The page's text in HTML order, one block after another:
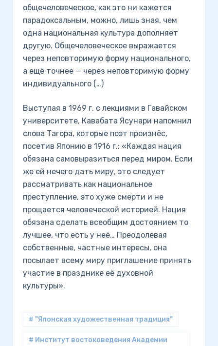
общечеловеческое, как это ни кажется
парадоксальным, можно, лишь зная, чем
одна национальная культура дополняет
другую. Общечеловеческое выражается
через неповторимую форму национального,
а ещё точнее — через неповторимую форму
индивидуального (…)
Выступая в 1969 г. с лекциями в Гавайском
университете, Кавабата Ясунари напомнил
слова Тагора, которые поэт произнёс,
посетив Японию в 1916 г.: «Каждая нация
обязана самовыразиться перед миром. Если
же ей нечего дать миру, это следует
рассматривать как национальное
преступление, это хуже смерти и не
прощается человеческой историей. Нация
обязана сделать всеобщим достоянием то
лучшее, что есть у неё… Преодолевая
собственные, частные интересы, она
посылает всему миру приглашение принять
участие в празднике её духовной
культуры».
# "Японская художественная традиция"
# Институт востоковедения Академии